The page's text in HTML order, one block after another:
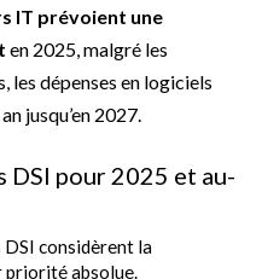
IT prévoient une
en 2025, malgré les
les dépenses en logiciels
jusqu’en 2027.
DSI pour 2025 et au-
DSI considèrent la
priorité absolue.